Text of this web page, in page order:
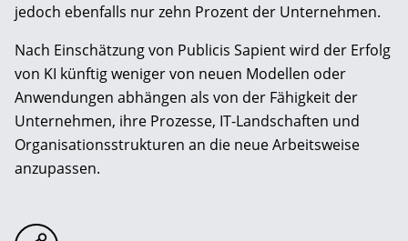
jedoch ebenfalls nur zehn Prozent der Unternehmen.
Nach Einschätzung von Publicis Sapient wird der Erfolg
von KI künftig weniger von neuen Modellen oder
Anwendungen abhängen als von der Fähigkeit der
Unternehmen, ihre Prozesse, IT-Landschaften und
Organisationsstrukturen an die neue Arbeitsweise
anzupassen.